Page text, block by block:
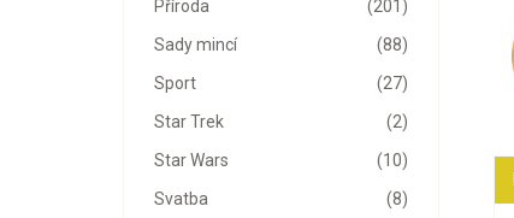
(201)
Příroda
(88)
Sady mincí
(27)
Sport
(2)
Star Trek
(10)
Star Wars
(8)
Svatba